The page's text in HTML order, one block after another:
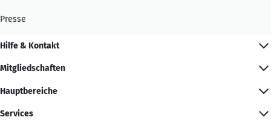
Presse
Hilfe & Kontakt
Mitgliedschaften
Hauptbereiche
Services